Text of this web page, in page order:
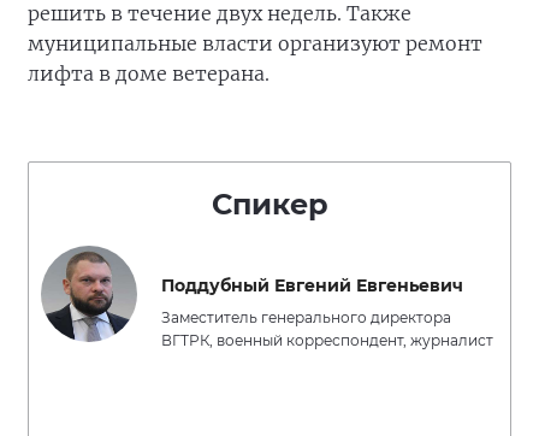
решить в течение двух недель. Также
муниципальные власти организуют ремонт
лифта в доме ветерана.
Спикер
Поддубный Евгений Евгеньевич
Заместитель генерального директора
ВГТРК, военный корреспондент, журналист